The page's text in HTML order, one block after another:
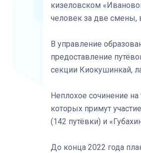
кизеловском
человек за две смены,
В управление
предоставление
секции Киокушинкай,
Неплохое сочинение
которых примут
(142 путёвки) и
До конца 2022 года